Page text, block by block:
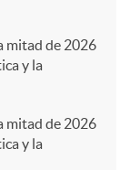
mitad de 2026
y la
mitad de 2026
y la